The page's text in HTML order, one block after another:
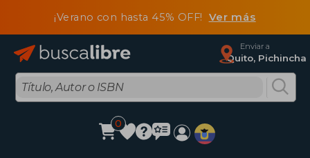
¡Verano con hasta 45% OFF! Ver más
Enviar a
Quito, Pichincha
0